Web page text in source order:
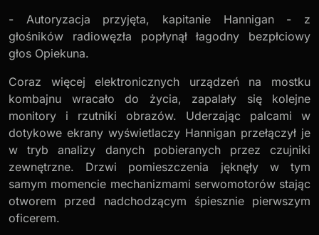
- Autoryzacja przyjęta, kapitanie Hannigan - z
głośników radiowęzła popłynął łagodny bezpłciowy
głos Opiekuna.
Coraz więcej elektronicznych urządzeń na mostku
kombajnu wracało do życia, zapalały się kolejne
monitory i rzutniki obrazów. Uderzając palcami w
dotykowe ekrany wyświetlaczy Hannigan przełączył je
w tryb analizy danych pobieranych przez czujniki
zewnętrzne. Drzwi pomieszczenia jęknęły w tym
samym momencie mechanizmami serwomotorów stając
otworem przed nadchodzącym śpiesznie pierwszym
oficerem.